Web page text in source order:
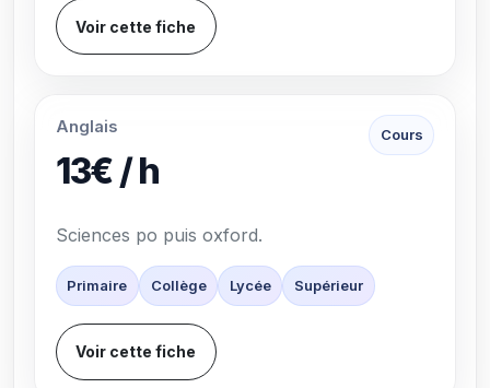
Voir cette fiche
Anglais
13€ / h
Cours
Sciences po puis oxford.
Primaire Collège Lycée Supérieur
Voir cette fiche